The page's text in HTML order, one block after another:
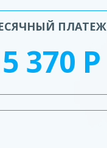
ПЛАТЕЖ